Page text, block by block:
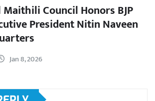
Council Honors BJP
President Nitin Naveen
Jan 8, 2026